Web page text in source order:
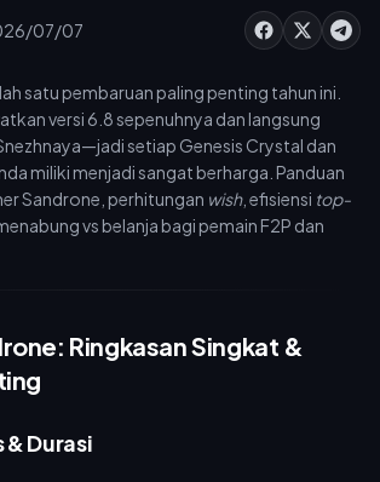
160–180 wish. Dengan hadirnya Versi 7.0
Agustus 2026, lakukan top up Genesis
07/07
satu pembaruan paling penting tahun ini.
versi 6.8 sepenuhnya dan langsung
setiap Genesis Crystal dan
miliki menjadi sangat berharga. Panduan
Sandrone, perhitungan wish, efisiensi top-
vs belanja bagi pemain F2P dan
Ringkasan Singkat &
& Durasi